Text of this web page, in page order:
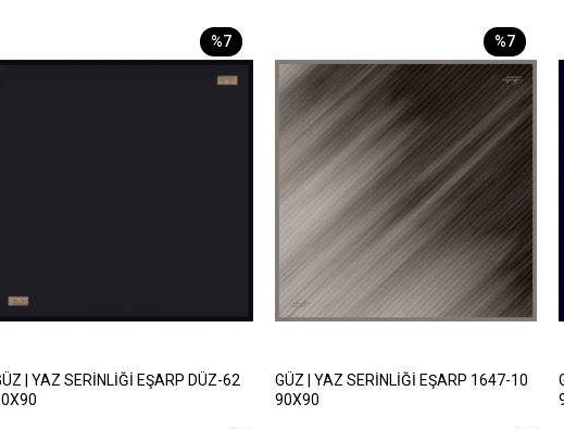
%7
| YAZ SERİNLİĞİ EŞARP DÜZ-62
%7
GÜZ | YAZ SERİNLİĞİ EŞARP 1647-10
90X90